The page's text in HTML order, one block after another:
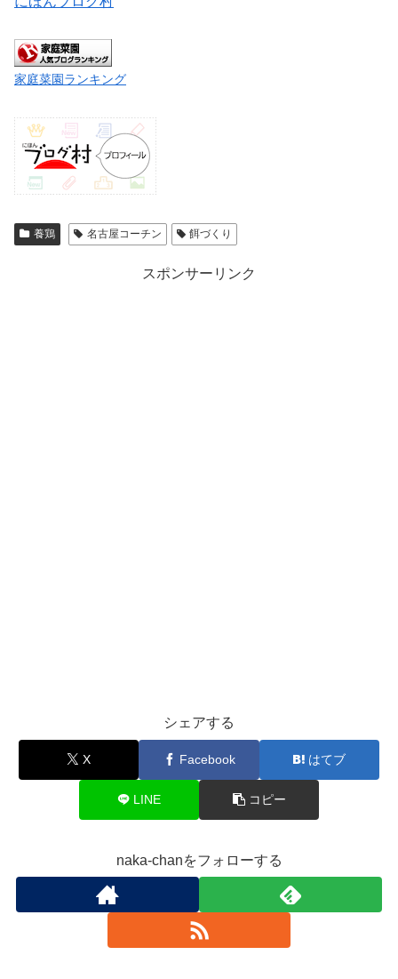
家庭菜園ランキング
養鶏 名古屋コーチン 餌づくり
スポンサーリンク
シェアする
X Facebook はてブ
LINE コピー
naka-chanをフォローする